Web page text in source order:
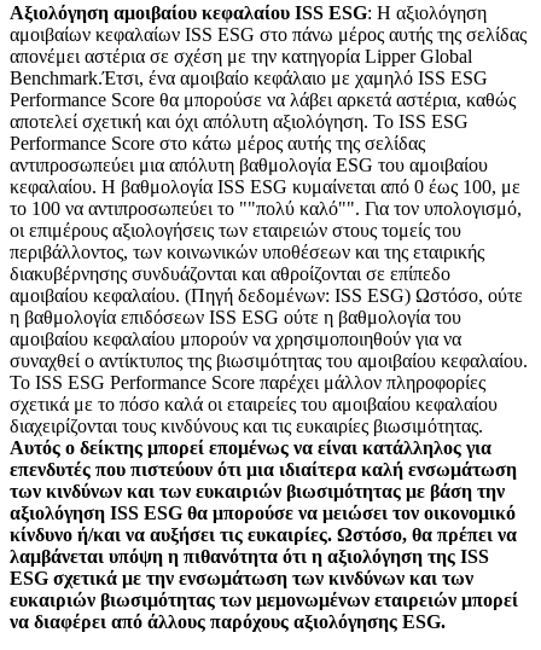
Αξιολόγηση αμοιβαίου κεφαλαίου ISS ESG: Η αξιολόγηση
αμοιβαίων κεφαλαίων ISS ESG στο πάνω μέρος αυτής της σελίδας
απονέμει αστέρια σε σχέση με την κατηγορία Lipper Global
Benchmark.Έτσι, ένα αμοιβαίο κεφάλαιο με χαμηλό ISS ESG
Performance Score θα μπορούσε να λάβει αρκετά αστέρια, καθώς
αποτελεί σχετική και όχι απόλυτη αξιολόγηση. Το ISS ESG
Performance Score στο κάτω μέρος αυτής της σελίδας
αντιπροσωπεύει μια απόλυτη βαθμολογία ESG του αμοιβαίου
κεφαλαίου. Η βαθμολογία ISS ESG κυμαίνεται από 0 έως 100, με
το 100 να αντιπροσωπεύει το ""πολύ καλό"". Για τον υπολογισμό,
οι επιμέρους αξιολογήσεις των εταιρειών στους τομείς του
περιβάλλοντος, των κοινωνικών υποθέσεων και της εταιρικής
διακυβέρνησης συνδυάζονται και αθροίζονται σε επίπεδο
αμοιβαίου κεφαλαίου. (Πηγή δεδομένων: ISS ESG) Ωστόσο, ούτε
η βαθμολογία επιδόσεων ISS ESG ούτε η βαθμολογία του
αμοιβαίου κεφαλαίου μπορούν να χρησιμοποιηθούν για να
συναχθεί ο αντίκτυπος της βιωσιμότητας του αμοιβαίου κεφαλαίου.
Το ISS ESG Performance Score παρέχει μάλλον πληροφορίες
σχετικά με το πόσο καλά οι εταιρείες του αμοιβαίου κεφαλαίου
διαχειρίζονται τους κινδύνους και τις ευκαιρίες βιωσιμότητας.
Αυτός ο δείκτης μπορεί επομένως να είναι κατάλληλος για
επενδυτές που πιστεύουν ότι μια ιδιαίτερα καλή ενσωμάτωση
των κινδύνων και των ευκαιριών βιωσιμότητας με βάση την
αξιολόγηση ISS ESG θα μπορούσε να μειώσει τον οικονομικό
κίνδυνο ή/και να αυξήσει τις ευκαιρίες. Ωστόσο, θα πρέπει να
λαμβάνεται υπόψη η πιθανότητα ότι η αξιολόγηση της ISS
ESG σχετικά με την ενσωμάτωση των κινδύνων και των
ευκαιριών βιωσιμότητας των μεμονωμένων εταιρειών μπορεί
να διαφέρει από άλλους παρόχους αξιολόγησης ESG.